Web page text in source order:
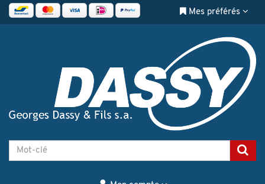
Mes préférés